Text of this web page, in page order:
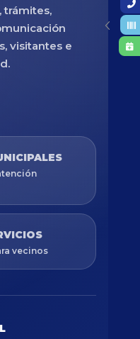
trámites,
visitantes e
vecinos